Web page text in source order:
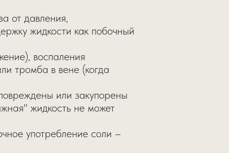
от давления,
жидкости как побочный
воспаления
тромба в вене (когда
или закупорены
жидкость не может
употребление соли –